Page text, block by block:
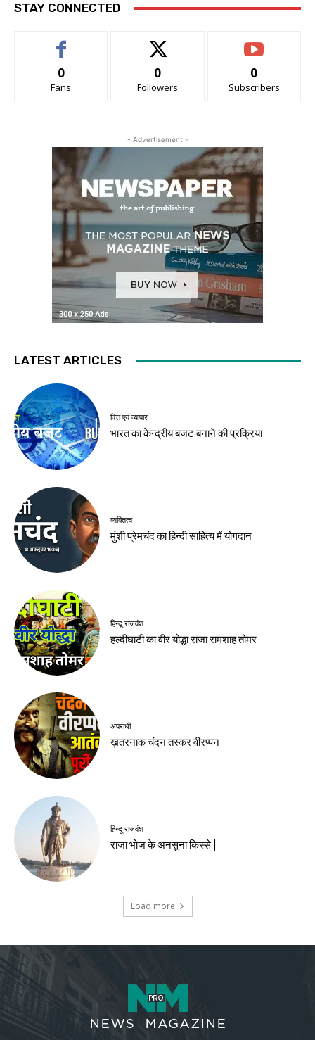
STAY CONNECTED
0
Fans
0
Followers
0
Subscribers
- Advertisement -
LATEST ARTICLES
वित्त एवं व्यापार
भारत का केन्द्रीय बजट बनाने की प्रक्रिया
व्यक्तित्व
मुंशी प्रेमचंद का हिन्दी साहित्य में योगदान
हिन्दू राजवंश
हल्दीघाटी का वीर योद्धा राजा रामशाह तोमर
अपराधी
ख़तरनाक चंदन तस्कर वीरप्पन
हिन्दू राजवंश
राजा भोज के अनसुना किस्से |
Load more